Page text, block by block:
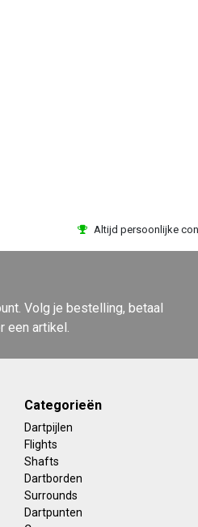
Altijd persoonlijke
Volg je bestelling, betaal
een artikel.
Categorieën
Dartpijlen
Flights
Shafts
Dartborden
Surrounds
Dartpunten